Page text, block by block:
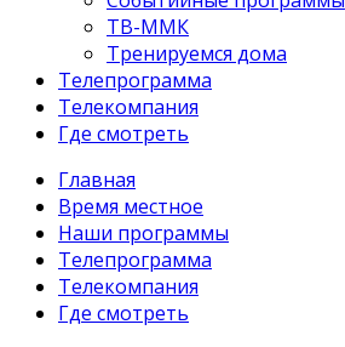
ТВ-ММК
Тренируемся дома
Телепрограмма
Телекомпания
Где смотреть
Главная
Время местное
Наши программы
Телепрограмма
Телекомпания
Где смотреть